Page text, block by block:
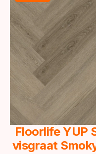
Floorlife YUP
visgraat